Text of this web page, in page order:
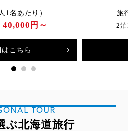
1名あたり）
40,000円～
こちら
旅
2
TOUR
ぶ北海道旅行